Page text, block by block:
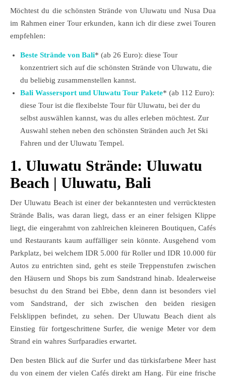
Möchtest du die schönsten Strände von Uluwatu und Nusa Dua
im Rahmen einer Tour erkunden, kann ich dir diese zwei Touren
empfehlen:
Beste Strände von Bali* (ab 26 Euro): diese Tour
konzentriert sich auf die schönsten Strände von Uluwatu, die
du beliebig zusammenstellen kannst.
Bali Wassersport und Uluwatu Tour Pakete* (ab 112 Euro):
diese Tour ist die flexibelste Tour für Uluwatu, bei der du
selbst auswählen kannst, was du alles erleben möchtest. Zur
Auswahl stehen neben den schönsten Stränden auch Jet Ski
Fahren und der Uluwatu Tempel.
1. Uluwatu Strände: Uluwatu
Beach | Uluwatu, Bali
Der Uluwatu Beach ist einer der bekanntesten und verrücktesten
Strände Balis, was daran liegt, dass er an einer felsigen Klippe
liegt, die eingerahmt von zahlreichen kleineren Boutiquen, Cafés
und Restaurants kaum auffälliger sein könnte. Ausgehend vom
Parkplatz, bei welchem IDR 5.000 für Roller und IDR 10.000 für
Autos zu entrichten sind, geht es steile Treppenstufen zwischen
den Häusern und Shops bis zum Sandstrand hinab. Idealerweise
besuchst du den Strand bei Ebbe, denn dann ist besonders viel
vom Sandstrand, der sich zwischen den beiden riesigen
Felsklippen befindet, zu sehen. Der Uluwatu Beach dient als
Einstieg für fortgeschrittene Surfer, die wenige Meter vor dem
Strand ein wahres Surfparadies erwartet.
Den besten Blick auf die Surfer und das türkisfarbene Meer hast
du von einem der vielen Cafés direkt am Hang. Für eine frische